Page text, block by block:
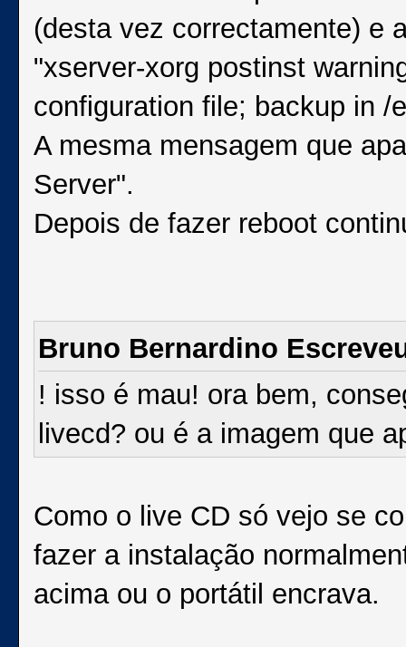
(desta vez correctamente) e
"xserver-xorg postinst
configuration file; backup in /
A mesma mensagem que
Server".
Depois de fazer reboot
Bruno Bernardino
! isso é mau! ora bem,
livecd? ou é a imagem que
Como o live CD só vejo se
fazer a instalação
acima ou o portátil encrava.